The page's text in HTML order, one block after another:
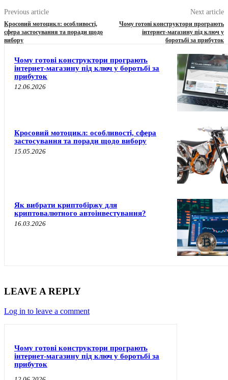
Previous article
Кросовий мотоцикл: особливості,
сфера застосування та поради щодо
вибору
Next article
Чому готові конструктори програють
інтернет-магазину під ключ у
боротьбі за прибуток
Чому готові конструктори програють
інтернет-магазину під ключ у боротьбі за
прибуток
12.06.2026
Кросовий мотоцикл: особливості, сфера
застосування та поради щодо вибору
15.05.2026
Як вибрати криптобіржу для
криптовалютного автоінвестування?
16.03.2026
LEAVE A REPLY
Log in to leave a comment
Чому готові конструктори програють
інтернет-магазину під ключ у боротьбі за
прибуток